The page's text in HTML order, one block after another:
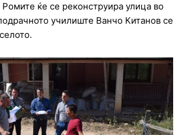
Ромите ќе се реконструира улица во
училиште Ванчо Китанов се